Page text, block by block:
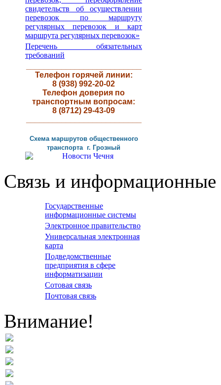
свидетельств об осуществлении
перевозок по маршруту
регулярных перевозок и карт
маршрута регулярных перевозок»
Перечень обязательных
требований
Телефон горячей линии:
8 (938) 992-20-02
Телефон доверия по
транспортным вопросам:
8 (8712) 29-43-09
Схема маршрутов общественного
транспорта г. Грозный
Связь и информационные
Государственные
информационные системы
Электронное правительство
Универсальная электронная
карта
Подведомственные
предприятия в сфере
информатизации
Сотовая связь
Почтовая связь
Внимание!